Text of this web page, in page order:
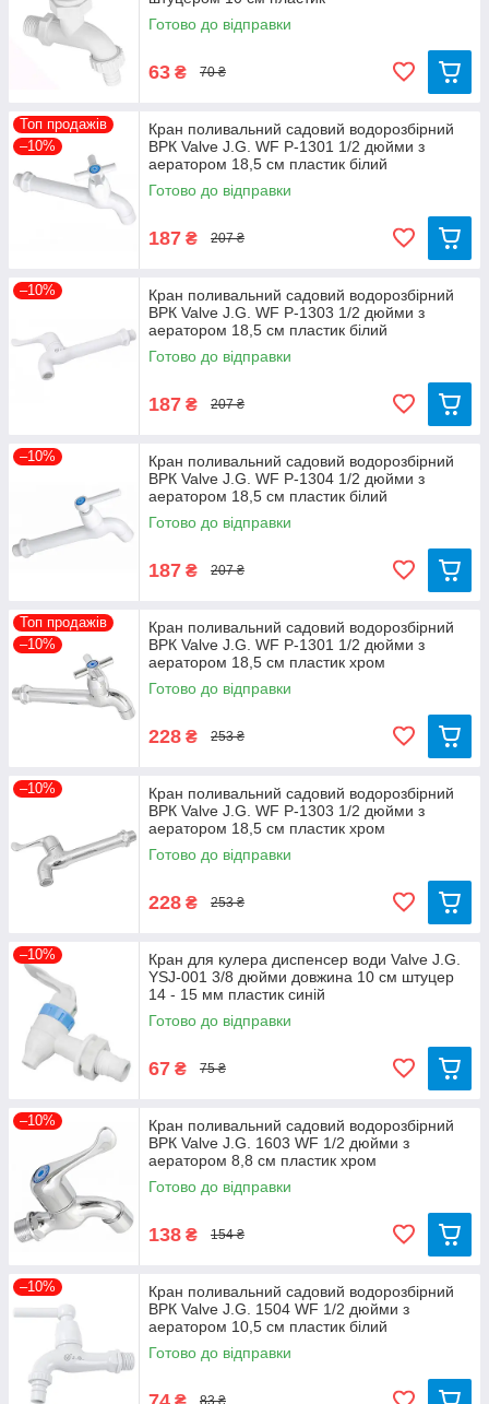
Готово до відправки
63 ₴ 70 ₴
Топ продажів
–10%
Кран поливальний садовий водорозбірний
ВРК Valve J.G. WF Р-1301 1/2 дюйми з
аератором 18,5 см пластик білий
Готово до відправки
187 ₴ 207 ₴
–10%
Кран поливальний садовий водорозбірний
ВРК Valve J.G. WF Р-1303 1/2 дюйми з
аератором 18,5 см пластик білий
Готово до відправки
187 ₴ 207 ₴
–10%
Кран поливальний садовий водорозбірний
ВРК Valve J.G. WF Р-1304 1/2 дюйми з
аератором 18,5 см пластик білий
Готово до відправки
187 ₴ 207 ₴
Топ продажів
–10%
Кран поливальний садовий водорозбірний
ВРК Valve J.G. WF Р-1301 1/2 дюйми з
аератором 18,5 см пластик хром
Готово до відправки
228 ₴ 253 ₴
–10%
Кран поливальний садовий водорозбірний
ВРК Valve J.G. WF Р-1303 1/2 дюйми з
аератором 18,5 см пластик хром
Готово до відправки
228 ₴ 253 ₴
–10%
Кран для кулера диспенсер води Valve J.G.
YSJ-001 3/8 дюйми довжина 10 см штуцер
14 - 15 мм пластик синій
Готово до відправки
67 ₴ 75 ₴
–10%
Кран поливальний садовий водорозбірний
ВРК Valve J.G. 1603 WF 1/2 дюйми з
аератором 8,8 см пластик хром
Готово до відправки
138 ₴ 154 ₴
–10%
Кран поливальний садовий водорозбірний
ВРК Valve J.G. 1504 WF 1/2 дюйми з
аератором 10,5 см пластик білий
Готово до відправки
83 ₴